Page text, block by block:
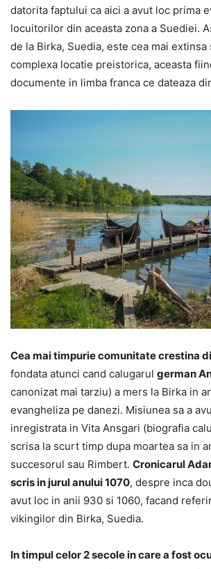
datorita faptului ca aici a avut loc prima
locuitorilor din aceasta zona a Suediei.
de la Birka, Suedia, este cea mai extinsa
complexa locatie preistorica, aceasta
documente in limba franca ce dateaza
Cea mai timpurie comunitate crestina
fondata atunci cand calugarul german
canonizat mai tarziu) a mers la Birka in
evangheliza pe danezi. Misiunea sa a
inregistrata in Vita Ansgari (biografia
scrisa la scurt timp dupa moartea sa in
succesorul sau Rimbert. Cronicarul
scris in jurul anului 1070, despre inca
avut loc in anii 930 si 1060, facand
vikingilor din Birka, Suedia.
In timpul celor 2 secole in care a fost